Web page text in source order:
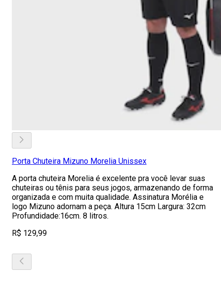
Porta Chuteira Mizuno Morelia Unissex
A porta chuteira Morelia é excelente pra você levar suas
chuteiras ou tênis para seus jogos, armazenando de forma
organizada e com muita qualidade. Assinatura Morélia e
logo Mizuno adornam a peça. Altura 15cm Largura: 32cm
Profundidade:16cm. 8 litros.
R$ 129,99